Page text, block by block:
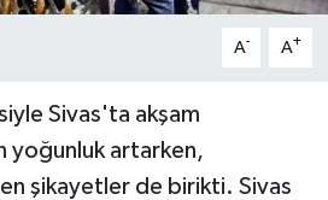
A- A+
Sivas'ta akşam
yoğunluk artarken,
şikayetler de birikti. Sivas